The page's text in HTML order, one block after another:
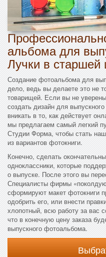
альбома для
Лучки в старшей
Создание фотоальбома для
дело, ведь вы делаете это не
товарищей. Если вы не
создать дизайн для
вникать в то, как действует
мы предлагаем самый легкий
Студии Форма, чтобы стать
из вариантов фотокниги.
Конечно, сделать
одноклассники, которые
о выпуске. После этого вы
Специалисты фирмы
сформируют макет фотокниги
одобрить его, или внести
хлопотный, всю работу за вас
что в конечную цену заказа
выпускного фотоальбома.